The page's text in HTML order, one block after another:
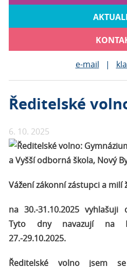
e-mail |
Ředitelské
6. 10. 2025
Vážení zákonní zástupci a milí
na 30.-31.10.2025
Tyto dny navazují na
27.-29.10.2025.
Ředitelské volno jsem